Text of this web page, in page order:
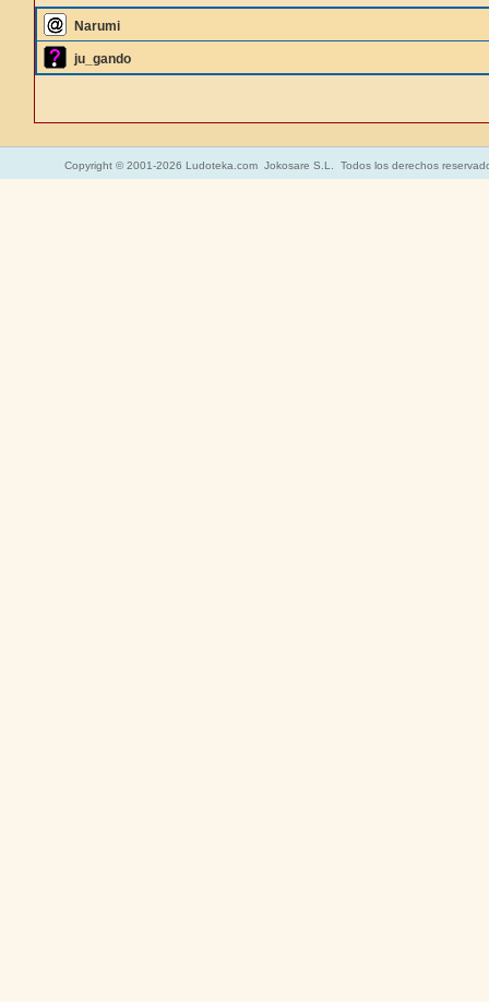
Narumi
ju_gando
Copyright © 2001-2026 Ludoteka.com Jokosare S.L. Todos los derechos